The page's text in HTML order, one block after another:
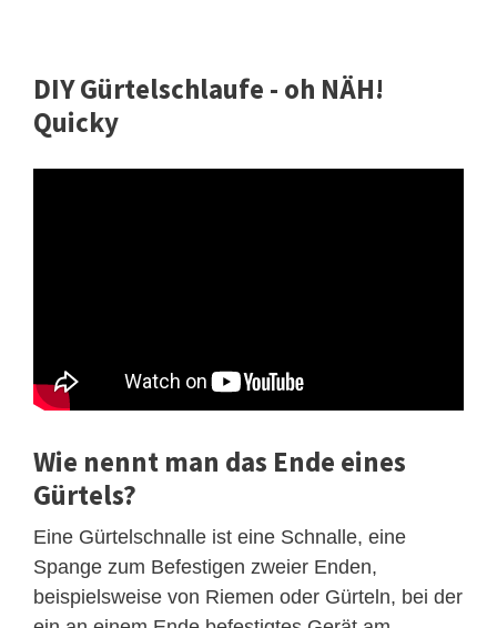
DIY Gürtelschlaufe - oh NÄH!
Quicky
Wie nennt man das Ende eines
Gürtels?
Eine Gürtelschnalle ist eine Schnalle, eine
Spange zum Befestigen zweier Enden,
beispielsweise von Riemen oder Gürteln, bei der